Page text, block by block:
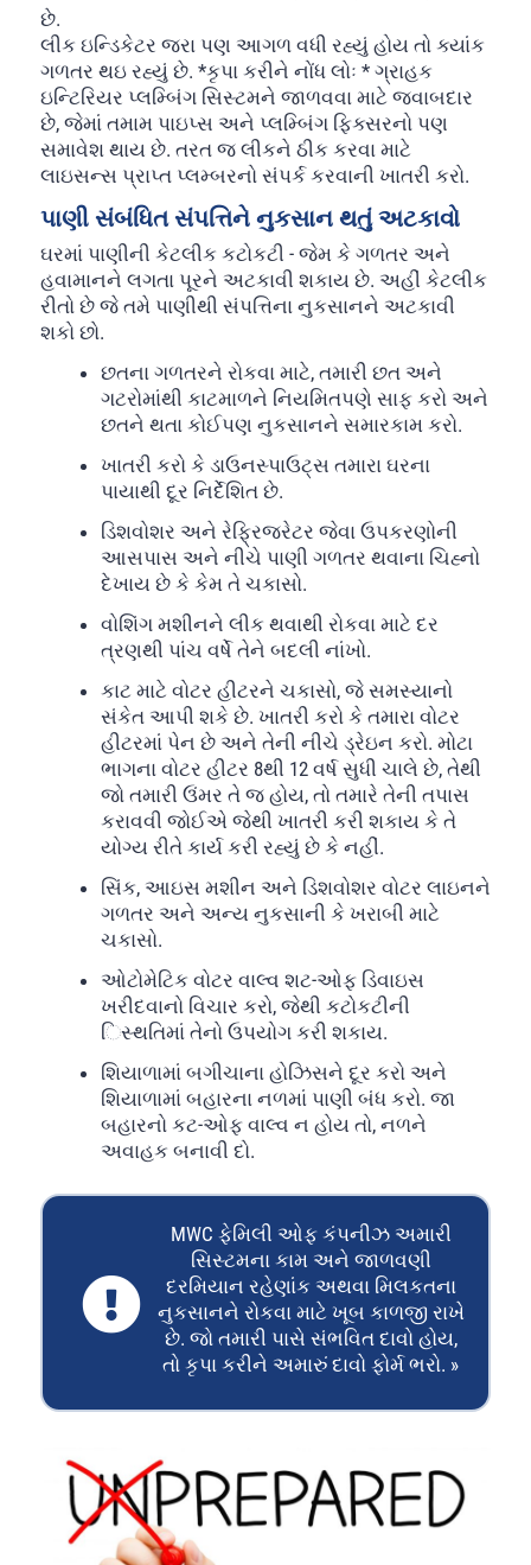
છે.
લીક ઇન્ડિકેટર જરા પણ આગળ વધી રહ્યું હોય તો ક્યાંક
ગળતર થઇ રહ્યું છે. *કૃપા કરીને નોંધ લોઃ * ગ્રાહક
ઇન્ટિરિયર પ્લમ્બિંગ સિસ્ટમને જાળવવા માટે જવાબદાર
છે, જેમાં તમામ પાઇપ્સ અને પ્લમ્બિંગ ફિક્સરનો પણ
સમાવેશ થાય છે. તરત જ લીકને ઠીક કરવા માટે
લાઇસન્સ પ્રાપ્ત પ્લમ્બરનો સંપર્ક કરવાની ખાતરી કરો.
પાણી સંબંધિત સંપત્તિને નુકસાન થતું અટકાવો
ઘરમાં પાણીની કેટલીક કટોકટી - જેમ કે ગળતર અને
હવામાનને લગતા પૂરને અટકાવી શકાય છે. અહીં કેટલીક
રીતો છે જે તમે પાણીથી સંપત્તિના નુકસાનને અટકાવી
શકો છો.
છતના ગળતરને રોકવા માટે, તમારી છત અને
ગટરોમાંથી કાટમાળને નિયમિતપણે સાફ કરો અને
છતને થતા કોઈપણ નુકસાનને સમારકામ કરો.
ખાતરી કરો કે ડાઉનસ્પાઉટ્સ તમારા ઘરના
પાયાથી દૂર નિર્દેશિત છે.
ડિશવોશર અને રેફ્રિજરેટર જેવા ઉપકરણોની
આસપાસ અને નીચે પાણી ગળતર થવાના ચિહ્નો
દેખાય છે કે કેમ તે ચકાસો.
વોશિંગ મશીનને લીક થવાથી રોકવા માટે દર
ત્રણથી પાંચ વર્ષે તેને બદલી નાંખો.
કાટ માટે વોટર હીટરને ચકાસો, જે સમસ્યાનો
સંકેત આપી શકે છે. ખાતરી કરો કે તમારા વોટર
હીટરમાં પેન છે અને તેની નીચે ડ્રેઇન કરો. મોટા
ભાગના વોટર હીટર 8થી 12 વર્ષ સુધી ચાલે છે, તેથી
જો તમારી ઉંમર તે જ હોય, તો તમારે તેની તપાસ
કરાવવી જોઈએ જેથી ખાતરી કરી શકાય કે તે
યોગ્ય રીતે કાર્ય કરી રહ્યું છે કે નહીં.
સિંક, આઇસ મશીન અને ડિશવોશર વોટર લાઇનને
ગળતર અને અન્ય નુકસાની કે ખરાબી માટે
ચકાસો.
ઓટોમેટિક વોટર વાલ્વ શટ-ઓફ ડિવાઇસ
ખરીદવાનો વિચાર કરો, જેથી કટોકટીની
િસ્થતિમાં તેનો ઉપયોગ કરી શકાય.
શિયાળામાં બગીચાના હોઝિસને દૂર કરો અને
શિયાળામાં બહારના નળમાં પાણી બંધ કરો. જા
બહારનો કટ-ઓફ વાલ્વ ન હોય તો, નળને
અવાહક બનાવી દો.
MWC ફેમિલી ઓફ કંપનીઝ અમારી
સિસ્ટમના કામ અને જાળવણી
દરમિયાન રહેણાંક અથવા મિલકતના
નુકસાનને રોકવા માટે ખૂબ કાળજી રાખે
છે. જો તમારી પાસે સંભવિત દાવો હોય,
તો કૃપા કરીને અમારું દાવો ફોર્મ ભરો. »